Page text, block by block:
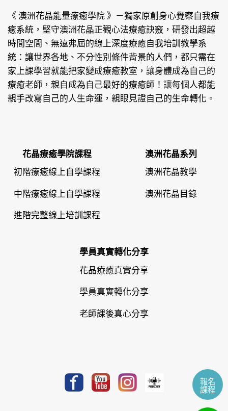
《 澳洲花晶能量療癒學院 》 －獨家原創身心覺察自我療
癒系統，堅守澳洲花晶正觀心法療癒訣竅，研發出超越
時間空間、無遠弗屆的線上深度療癒自我培訓教學系
統：讓世界各地、不分性別條件背景的人們，都只需在
家上課學習就能把家變成療癒教室，讓身體成為自己的
療癒老師，親自成為自己最好的療癒師！讓每個人都能
親手改寫自己的人生命運，親眼見證自己的生命轉化。
花晶療癒學院課程
初階療癒線上自學課程
中階療癒線上自學課程
進階完整線上培訓課程
澳洲花晶系列
澳洲花晶教學
澳洲花晶目錄
學員真實轉化分享
花晶療癒真實分享
學員真實轉化分享
老師課後真心分享
報名
課程